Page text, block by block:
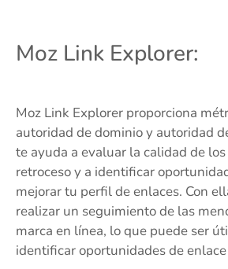
Moz Link Explorer:
Moz Link Explorer proporciona
autoridad de dominio y autoridad
te ayuda a evaluar la calidad de
retroceso y a identificar
mejorar tu perfil de enlaces. Con
realizar un seguimiento de las
marca en línea, lo que puede ser
identificar oportunidades de